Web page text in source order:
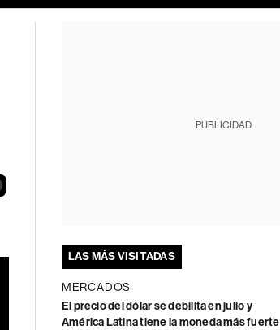
PUBLICIDAD
LAS MÁS VISITADAS
MERCADOS
El precio del dólar se debilita en julio y
América Latina tiene la moneda más fuerte